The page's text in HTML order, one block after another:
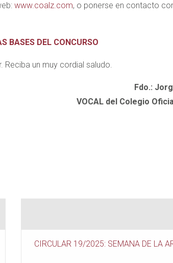
www.coalz.com, o ponerse en contacto
BASES DEL CONCURSO
Reciba un muy cordial saludo.
Fdo.:
VOCAL del Colegio
CIRCULAR 19/2025: SEMANA DE LA